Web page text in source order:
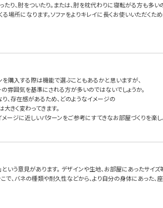
たり、肘をついたり。または、肘を枕代わりに寝転がる方も多い
場所になります。ソファをよりキレイに長くお使いいただく
購入する際は機能で選ぶこともあるかと思いますが、
雰囲気を基準にされる方が多いのではないでしょうか。
、存在感があるため、どのようなイメージの
きく変わってきます。
メージに近しいパターンをご参考にすてきなお部屋づくりを楽
という意見があります。 デザインや生地、お部屋にあったサイ
で、バネの種類や耐久性などから、より自分の身体にあった、